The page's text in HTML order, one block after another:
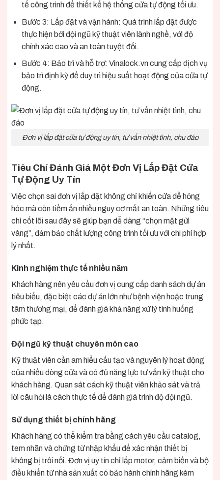
tế công trình để thiết kế hệ thống cửa tự động tối ưu.
Bước 3: Lắp đặt và vận hành: Quá trình lắp đặt được
thực hiện bởi đội ngũ kỹ thuật viên lành nghề, với độ
chính xác cao và an toàn tuyệt đối.
Bước 4: Bảo trì và hỗ trợ: Vinalock.vn cung cấp dịch vụ
bảo trì định kỳ để duy trì hiệu suất hoạt động của cửa tự
động.
Đơn vị lắp đặt cửa tự động uy tín, tư vấn nhiệt tình, chu đáo
Tiêu Chí Đánh Giá Một Đơn Vị Lắp Đặt Cửa
Tự Động Uy Tín
Việc chọn sai đơn vị lắp đặt không chỉ khiến cửa dễ hỏng
hóc mà còn tiềm ẩn nhiều nguy cơ mất an toàn. Những tiêu
chí cốt lõi sau đây sẽ giúp bạn dễ dàng “chọn mặt gửi
vàng”, đảm bảo chất lượng công trình tối ưu với chi phí hợp
lý nhất.
Kinh nghiệm thực tế nhiều năm
Khách hàng nên yêu cầu đơn vị cung cấp danh sách dự án
tiêu biểu, đặc biệt các dự án lớn như bệnh viện hoặc trung
tâm thương mại, để đánh giá khả năng xử lý tình huống
phức tạp.
Đội ngũ kỹ thuật chuyên môn cao
Kỹ thuật viên cần am hiểu cấu tạo và nguyên lý hoạt động
của nhiều dòng cửa và có đủ năng lực tư vấn kỹ thuật cho
khách hàng. Quan sát cách kỹ thuật viên khảo sát và trả
lời câu hỏi là cách thực tế để đánh giá trình độ đội ngũ.
Sử dụng thiết bị chính hãng
Khách hàng có thể kiểm tra bằng cách yêu cầu catalog,
tem nhãn và chứng từ nhập khẩu để xác nhận thiết bị
không bị trôi nổi. Đơn vị uy tín chỉ lắp motor, cảm biến và bộ
điều khiển từ nhà sản xuất có bảo hành chính hãng kèm